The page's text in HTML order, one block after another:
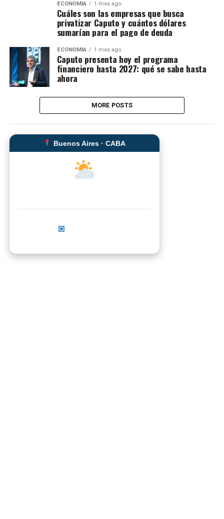
ECONOMIA 1 mes ago
Cuáles son las empresas que busca
privatizar Caputo y cuántos dólares
sumarían para el pago de deuda
ECONOMIA 1 mes ago
Caputo presenta hoy el programa
financiero hasta 2027: qué se sabe hasta
ahora
MORE POSTS
Buenos Aires · CABA